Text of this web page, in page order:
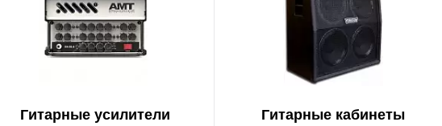
Гитарные усилители Гитарные кабинеты